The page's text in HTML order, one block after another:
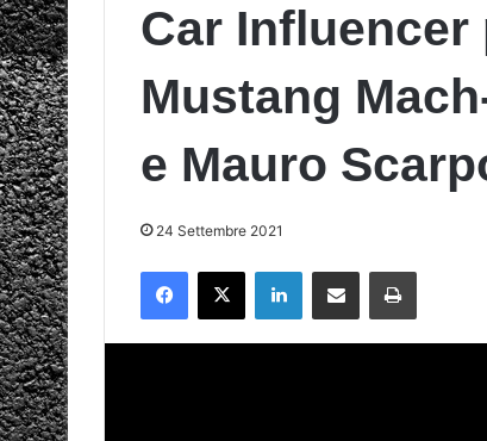
Car Influencer
Mustang
e Mauro
24 Settembre 2021